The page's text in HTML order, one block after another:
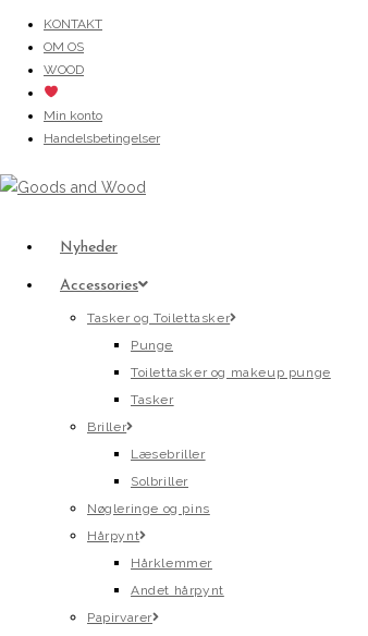
content
KONTAKT
OM OS
WOOD
Min konto
Handelsbetingelser
Nyheder
Accessories
Tasker og Toilettasker
Punge
Toilettasker og makeup punge
Tasker
Briller
Læsebriller
Solbriller
Nøgleringe og pins
Hårpynt
Hårklemmer
Andet hårpynt
Papirvarer